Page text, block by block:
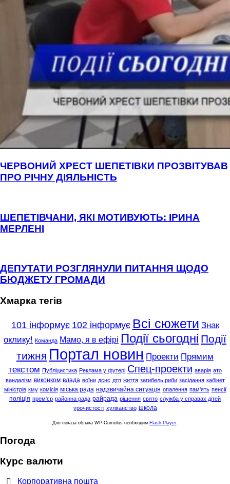
ЧЕРВОНИЙ ХРЕСТ ШЕПЕТІВКИ ПРОЗВІТУВАВ
ПРО РІЧНУ ДІЯЛЬНІСТЬ
ШЕПЕТІВЧАНИ, ЯКІ МОТИВУЮТЬ: ІРИНА
МЕРЛЕНІ
ДЕПУТАТИ РОЗГЛЯНУЛИ ПИТАННЯ ЩОДО
БЮДЖЕТУ ГРОМАДИ
Хмарка тегів
101 інформує 102 інформує Всі сюжети Знак
оклику! Команда Мамо, я в ефірі Події сьогодні Події
тижня Портал новин Проекти Прямим
текстом Публіцистика Реклама у футері Спец-проекти аварія ато
вандалізм виконком влада воїни дснс дтп життя загибель риби засідання кабінет
міністрів кму комісія міська рада надзвичайна ситуація опалення пам'ять пенсії
поліція прем'єр районна рада райрада рішення свято служба у справах дітей
урочистості хуліганство школа
Для показа облака WP-Cumulus необходим Flash Player
Погода
Курс валюти
Корпоративна пошта